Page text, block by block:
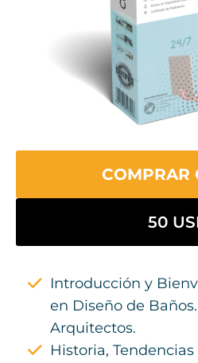
COMPRAR
50
Introducción y
en Diseño de
Arquitectos.
Historia,